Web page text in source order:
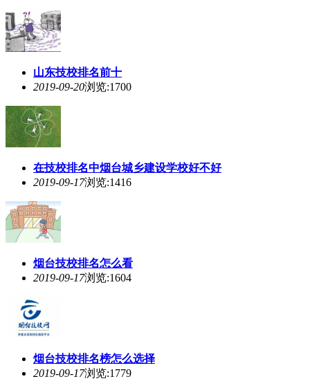
山东技校排名前十
2019-09-20浏览:1700
在技校排名中烟台城乡建设学校好不好
2019-09-17浏览:1416
烟台技校排名怎么看
2019-09-17浏览:1604
烟台技校排名榜怎么选择
2019-09-17浏览:1779